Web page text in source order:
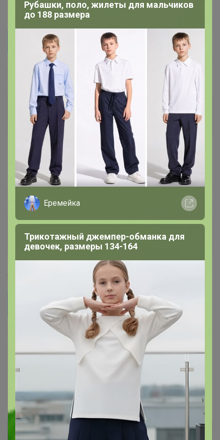
12 мая, 2025 07:46
интер1970
Добрый день,расфиксируйте пожалуйста заказ
Здравствуйте. Расфиксировала.
кирьякова наталья
Великий магистр
5 августа, 2025 14:55
СЧАСТЬЕ, здравствуйте,пожалуйста,расфиксируйте
Организатор СП
кирьякова наталья
СЧАСТЬЕ, здравствуйте,пожалуйста,расфиксируйте
Здравствуйте. Расфиксировала.
Показаны записи
Рубашки, поло, жилеты для мальчиков
до 188 размера
Еремейка
Трикотажный джемпер-обманка для
девочек, размеры 134-164